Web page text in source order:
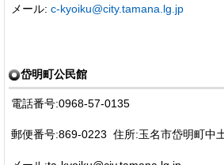
メール: c-kyoiku@city.tamana.lg.jp
岱明町公民館
電話番号:0968-57-0135
郵便番号:869-0223 住所:玉名市岱明町中